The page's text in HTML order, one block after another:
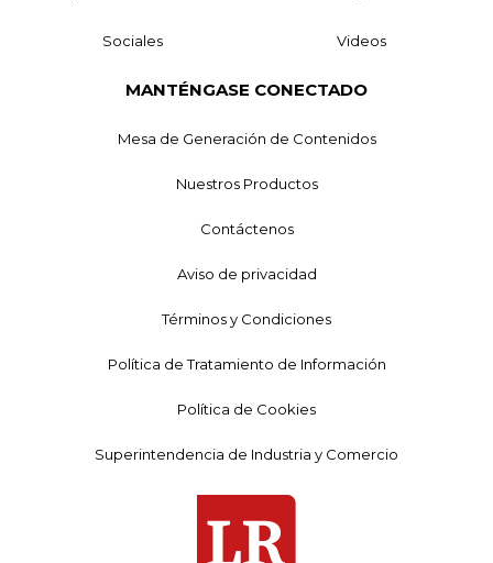
Sociales Videos
MANTÉNGASE CONECTADO
Mesa de Generación de Contenidos
Nuestros Productos
Contáctenos
Aviso de privacidad
Términos y Condiciones
Política de Tratamiento de Información
Política de Cookies
Superintendencia de Industria y Comercio